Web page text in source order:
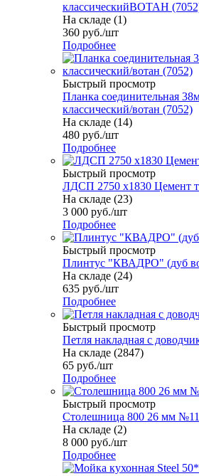
классическийВОТАН
На складе (1)
360 руб./шт
Подробнее
Быстрый просмотр
Планка соединительная
классический/вотан (7052)
На складе (14)
480 руб./шт
Подробнее
Быстрый просмотр
ЛДСП 2750 х1830 Цемент
На складе (23)
3 000 руб./шт
Подробнее
Быстрый просмотр
Плинтус "КВАДРО" (дуб
На складе (24)
635 руб./шт
Подробнее
Быстрый просмотр
Петля накладная с
На складе (2847)
65 руб./шт
Подробнее
Быстрый просмотр
Столешница 800 26 мм
На складе (2)
8 000 руб./шт
Подробнее